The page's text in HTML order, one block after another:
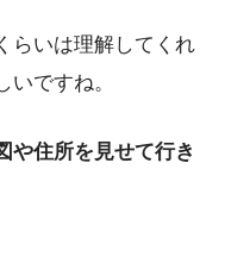
らいは理解してくれ
ですね。
や住所を見せて行き